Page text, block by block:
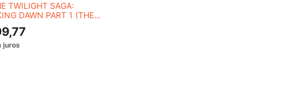
TWILIGHT SAGA:
DAWN PART 1 (THE